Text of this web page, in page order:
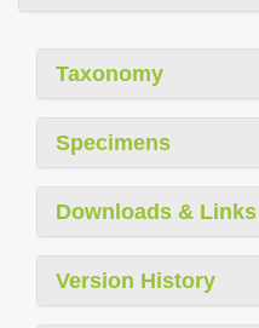
Taxonomy
Specimens
Downloads & Links
Version History